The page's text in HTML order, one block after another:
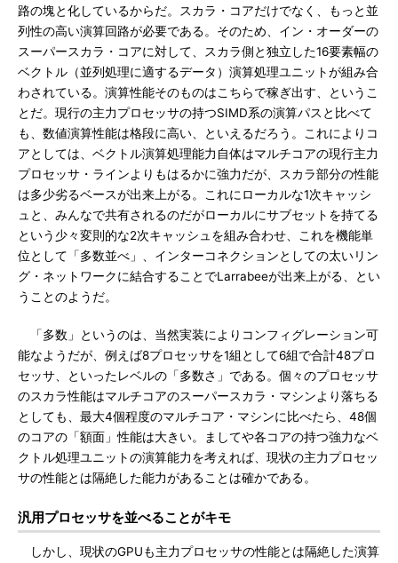
路の塊と化しているからだ。スカラ・コアだけでなく、もっと並
列性の高い演算回路が必要である。そのため、イン・オーダーの
スーパースカラ・コアに対して、スカラ側と独立した16要素幅の
ベクトル（並列処理に適するデータ）演算処理ユニットが組み合
わされている。演算性能そのものはこちらで稼ぎ出す、というこ
とだ。現行の主力プロセッサの持つSIMD系の演算パスと比べて
も、数値演算性能は格段に高い、といえるだろう。これによりコ
アとしては、ベクトル演算処理能力自体はマルチコアの現行主力
プロセッサ・ラインよりもはるかに強力だが、スカラ部分の性能
は多少劣るベースが出来上がる。これにローカルな1次キャッシ
ュと、みんなで共有されるのだがローカルにサブセットを持てる
という少々変則的な2次キャッシュを組み合わせ、これを機能単
位として「多数並べ」、インターコネクションとしての太いリン
グ・ネットワークに結合することでLarrabeeが出来上がる、とい
うことのようだ。
「多数」というのは、当然実装によりコンフィグレーション可
能なようだが、例えば8プロセッサを1組として6組で合計48プロ
セッサ、といったレベルの「多数さ」である。個々のプロセッサ
のスカラ性能はマルチコアのスーパースカラ・マシンより落ちる
としても、最大4個程度のマルチコア・マシンに比べたら、48個
のコアの「額面」性能は大きい。ましてや各コアの持つ強力なベ
クトル処理ユニットの演算能力を考えれば、現状の主力プロセッ
サの性能とは隔絶した能力があることは確かである。
汎用プロセッサを並べることがキモ
しかし、現状のGPUも主力プロセッサの性能とは隔絶した演算